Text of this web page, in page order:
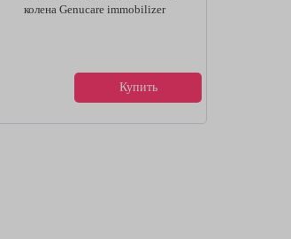
колена Genucare immobilizer
Купить